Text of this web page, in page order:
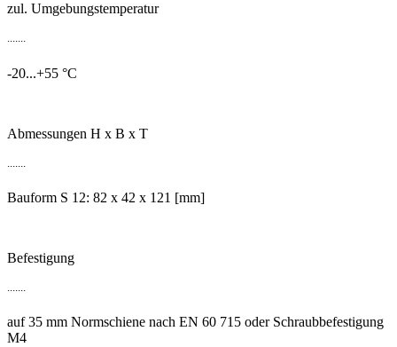
zul. Umgebungstemperatur
.......
-20...+55 °C
Abmessungen H x B x T
Bauform S 12: 82 x 42 x 121 [mm]
Befestigung
.......
auf 35 mm Normschiene nach EN 60 715 oder Schraubbefestigung
M4